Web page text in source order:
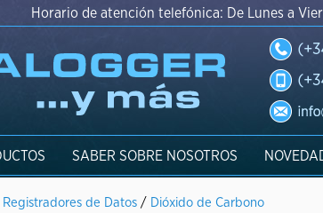
Horario de atención telefónica: De Lunes a
SABER SOBRE NOSOTROS
de Datos / Dióxido de Carbono